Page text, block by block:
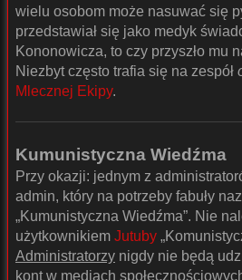
wielu osobom może nasuwać się
przedstawiał się jako medyk
Kononowicza, to czy przyszło mu
Niezbyt często trafia się na zespół
Mlecznej Ekipy.
Kumunistyczna Wiedźma
Przy okazji: jednym z
admin, który na potrzeby fabuły
„Kumunistyczna Wiedźma”. Nie
użytkownikiem Jutuby
Administratorzy nigdy nie będą
kont w mediach